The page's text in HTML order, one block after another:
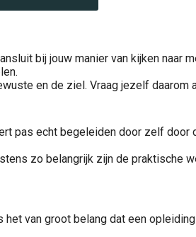
bij jouw manier van kijken naar
en de ziel. Vraag jezelf
pas echt begeleiden door zelf door
zo belangrijk zijn de praktische
van groot belang dat een